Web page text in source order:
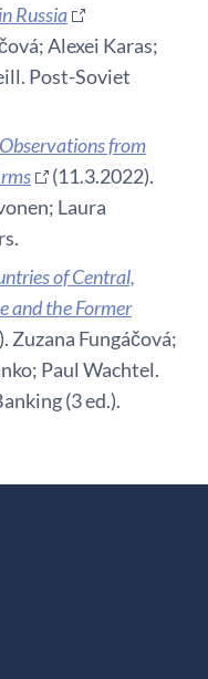
Russia
Alexei Karas;
Post-Soviet
from
(11.3.2022).
Laura
of Central,
and the Former
Zuzana Fungáčová;
Paul Wachtel.
(3 ed.).